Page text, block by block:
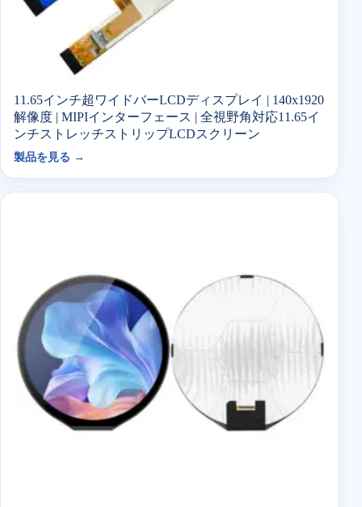
11.65インチ超ワイドバーLCDディスプレイ | 140x1920
解像度 | MIPIインターフェース | 全視野角対応11.65イ
ンチストレッチストリップLCDスクリーン
製品を見る →